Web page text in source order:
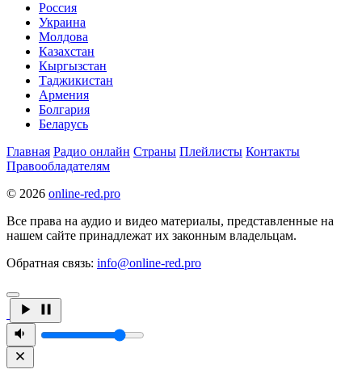
Россия
Украина
Молдова
Казахстан
Кыргызстан
Таджикистан
Армения
Болгария
Беларусь
Главная Радио онлайн Страны Плейлисты Контакты
Правообладателям
© 2026 online-red.pro
Все права на аудио и видео материалы, представленные на
нашем сайте принадлежат их законным владельцам.
Обратная связь: info@online-red.pro